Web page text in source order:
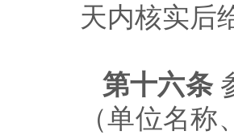
天内核实后
第十六条
（单位名